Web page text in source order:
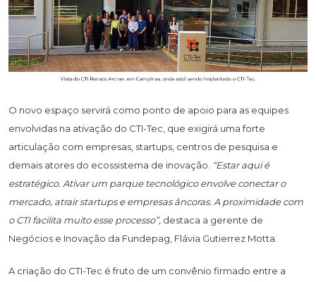
O novo espaço servirá como ponto de apoio para as equipes
envolvidas na ativação do CTI-Tec, que exigirá uma forte
articulação com empresas, startups, centros de pesquisa e
demais atores do ecossistema de inovação. “Estar aqui é
estratégico. Ativar um parque tecnológico envolve conectar o
mercado, atrair startups e empresas âncoras. A proximidade com
o CTI facilita muito esse processo”, destaca a gerente de
Negócios e Inovação da Fundepag, Flávia Gutierrez Motta.
A criação do CTI-Tec é fruto de um convênio firmado entre a